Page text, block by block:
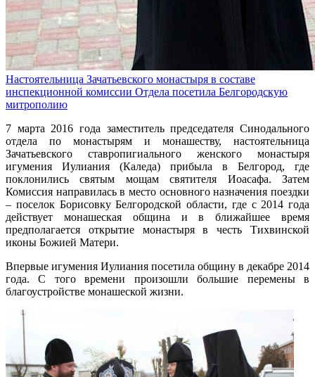
Настоятельница Зачатьевского монастыря в составе
инспекционной комиссии Отдела посетила Белгородскую
митрополию
7 марта 2016 года заместитель председателя Синодального
отдела по монастырям и монашеству, настоятельница
Зачатьевского ставропигиального женского монастыря
игумения Иулиания (Каледа) прибыла в Белгород, где
поклонились святым мощам святителя Иоасафа. Затем
Комиссия направилась в место основного назначения поездки
– поселок Борисовку Белгородской области, где с 2014 года
действует монашеская община и в ближайшее время
предполагается открытие монастыря в честь Тихвинской
иконы Божией Матери.
Впервые игумения Иулиания посетила общину в декабре 2014
года. С того времени произошли большие перемены в
благоустройстве монашеской жизни.